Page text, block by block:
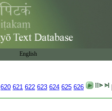
English
620 621 622 623 624 625 626